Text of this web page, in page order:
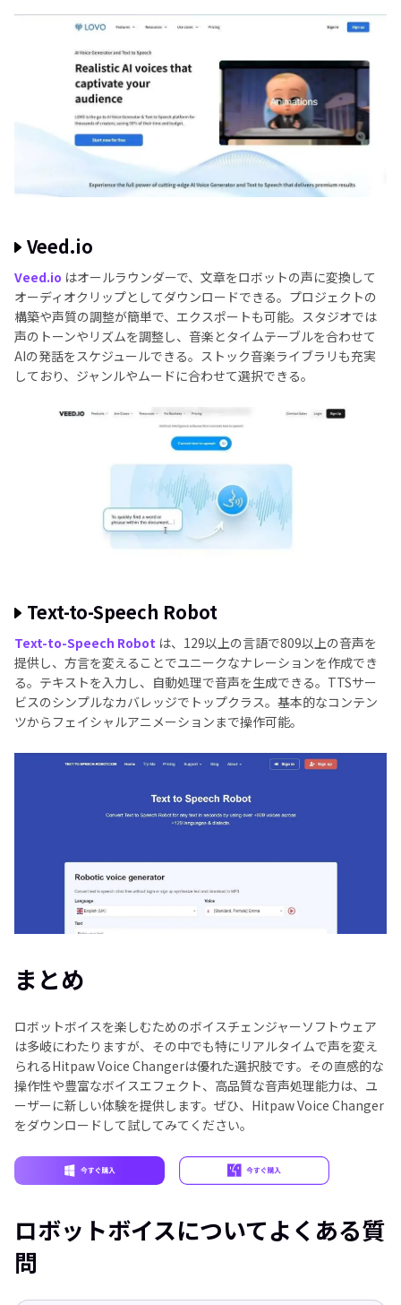
Veed.io
Veed.io はオールラウンダーで、文章をロボットの声に変換して
オーディオクリップとしてダウンロードできる。プロジェクトの
構築や声質の調整が簡単で、エクスポートも可能。スタジオでは
声のトーンやリズムを調整し、音楽とタイムテーブルを合わせて
AIの発話をスケジュールできる。ストック音楽ライブラリも充実
しており、ジャンルやムードに合わせて選択できる。
Text-to-Speech Robot
Text-to-Speech Robot は、129以上の言語で809以上の音声を
提供し、方言を変えることでユニークなナレーションを作成でき
る。テキストを入力し、自動処理で音声を生成できる。TTSサー
ビスのシンプルなカバレッジでトップクラス。基本的なコンテン
ツからフェイシャルアニメーションまで操作可能。
まとめ
ロボットボイスを楽しむためのボイスチェンジャーソフトウェア
は多岐にわたりますが、その中でも特にリアルタイムで声を変え
られるHitpaw Voice Changerは優れた選択肢です。その直感的な
操作性や豊富なボイスエフェクト、高品質な音声処理能力は、ユ
ーザーに新しい体験を提供します。ぜひ、Hitpaw Voice Changer
をダウンロードして試してみてください。
ロボットボイスについてよくある質
問